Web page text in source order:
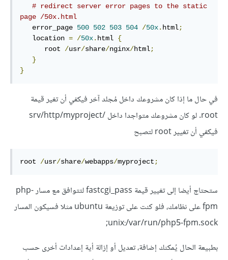
# redirect server error pages to the static
page /50x.html
   error_page
500 502 503 504 /50x. html;
   location
= /50x. html {
      root
/usr/share/nginx/html;
}
}
في حال ما إذا كان مشروعك داخل مُجلد آخر فيكفي أن تغير قيمة
root. لو كان مشروعك متواجدا داخل /srv/http/myproject
فيكفي أن تغيير root لتصبح
root /usr/share/webapps/myproject ;
ستحتاج أيضا إلى تغيير قيمة fastcgi_pass لتتوافق مع مسار php-
fpm على نظامك، فلو كنت على توزيعة ubuntu مثلا فسيكون المسار
unix:/var/run/php5-fpm.sock;
بطبيعة الحال يُمكنك إضافة، تعديل أو إزالة أية إعدادات أخرى حسب